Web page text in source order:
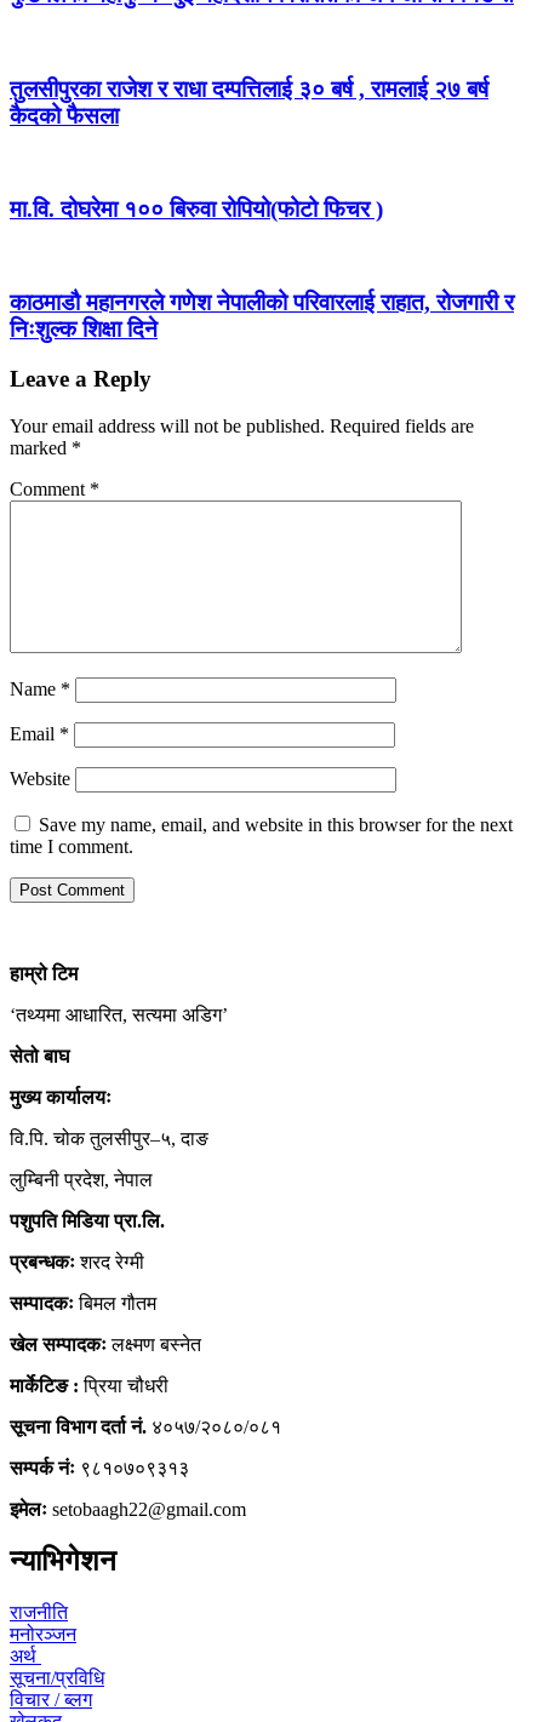
तुलसीपुरका राजेश र राधा दम्पत्तिलाई ३० बर्ष , रामलाई २७ बर्ष
कैदको फैसला
मा.वि. दोघरेमा १०० बिरुवा रोपियो(फोटो फिचर )
काठमाडौ महानगरले गणेश नेपालीको परिवारलाई राहात, रोजगारी र
निःशुल्क शिक्षा दिने
Leave a Reply
Your email address will not be published. Required fields are
marked *
Comment *
Name *
Email *
Website
Save my name, email, and website in this browser for the next
time I comment.
हाम्रोटिम
‘तथ्यमा आधारित, सत्यमा अडिग’
सेतो बाघ
मुख्य कार्यालयः
वि.पि. चोक तुलसीपुर–५, दाङ
लुम्बिनी प्रदेश, नेपाल
पशुपति मिडिया प्रा.लि.
प्रबन्धकःशरद रेग्मी
सम्पादकःबिमल गौतम
खेल सम्पादकःलक्ष्मण बस्नेत
मार्केटिङ :प्रिया चौधरी
सूचना विभाग दर्ता नं. ४०५७/२०८०/०८१
सम्पर्क नंः ९८१०७०९३१३
इमेलः setobaagh22@gmail.com
न्याभिगेशन
राजनीति
मनोरञ्जन
अर्थ
सूचना/प्रविधि
विचार / ब्लग